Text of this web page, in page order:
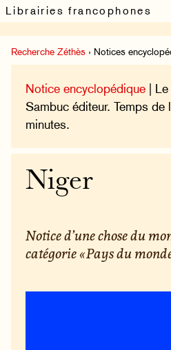
Librairies francophones
Recherche Zéthès › Notices
Notice encyclopédique |
Sambuc éditeur. Temps de
minutes.
Niger
Notice d’une chose du
catégorie « Pays du